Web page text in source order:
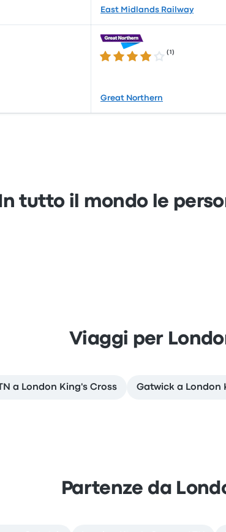
East Midlands Railway
4.0 su 5 stelle ( 1 )
Great Northern
In tutto il mondo le
Viaggi per
a London King's Cross Gatwick a London
Partenze da